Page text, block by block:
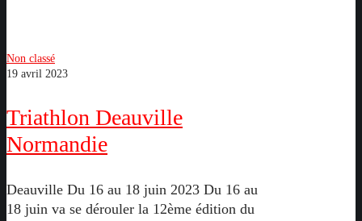
Non classé
19 avril 2023
Triathlon Deauville
Normandie
Deauville Du 16 au 18 juin 2023 Du 16 au
18 juin va se dérouler la 12ème édition du